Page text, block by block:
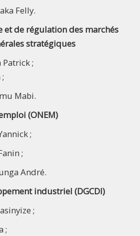
Felly.
de régulation des marchés
stratégiques
Patrick ;
Mabi.
(ONEM)
;
;
André.
industriel (DGCDI)
;
;